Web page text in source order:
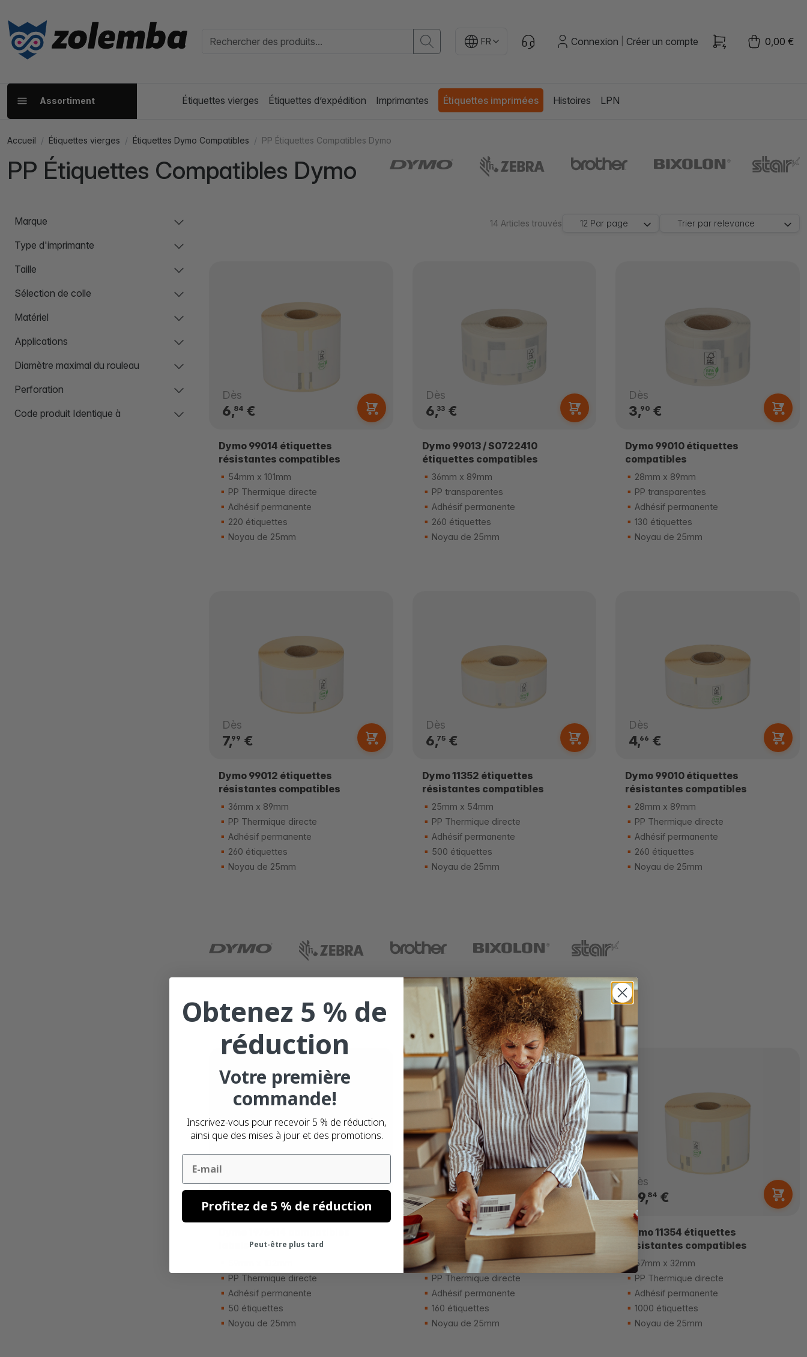
FR Connexion Créer un compte 0,00 €
Assortiment Étiquettes vierges Étiquettes d’expédition Imprimantes Étiquettes imprimées Histoires LPN
Accueil Étiquettes vierges Étiquettes Dymo Compatibles PP Étiquettes Compatibles Dymo
PP Étiquettes Compatibles Dymo
Marque
Type d'imprimante
Taille
Sélection de colle
Matériel
Applications
Diamètre maximal du rouleau
Perforation
Code produit Identique à
14 Articles trouvés 12 Par page Trier par relevance
Dès
6,84€
Dymo 99014 étiquettes
résistantes compatibles
54mm x 101mm
PP Thermique directe
Adhésif permanente
220 étiquettes
Noyau de 25mm
Dès
6,33 €
Dymo 99013 / S0722410
étiquettes compatibles
36mm x 89mm
PP transparentes
Adhésif permanente
260 étiquettes
Noyau de 25mm
Dès
3,90€
Dymo 99010 étiquettes
compatibles
28mm x 89mm
PP transparentes
Adhésif permanente
130 étiquettes
Noyau de 25mm
Dès
7,99 €
Dymo 99012 étiquettes
résistantes compatibles
36mm x 89mm
PP Thermique directe
Adhésif permanente
260 étiquettes
Noyau de 25mm
Dès
6,75 €
Dymo 11352 étiquettes
résistantes compatibles
25mm x 54mm
PP Thermique directe
Adhésif permanente
500 étiquettes
Noyau de 25mm
Dès
4,66 €
Dymo 99010 étiquettes
résistantes compatibles
28mm x 89mm
PP Thermique directe
Adhésif permanente
260 étiquettes
Noyau de 25mm
Dès
5,
PP Thermique directe
Adhésif permanente
50 étiquettes
Noyau de 25mm
Dès
4,97€
Dymo 1976411 compatibles
étiquettes
54mm x 25mm
PP Thermique directe
Adhésif permanente
160 étiquettes
Noyau de 25mm
Dès
39,84€
Dymo 11354 étiquettes
résistantes compatibles
57mm x 32mm
PP Thermique directe
Adhésif permanente
1000 étiquettes
Noyau de 25mm
Obtenez 5 % de
réduction
Votre première
commande!
Inscrivez-vous pour recevoir 5 % de réduction,
ainsi que des mises à jour et des promotions.
Email
Profitez de 5 % de réduction
Peut-être plus tard